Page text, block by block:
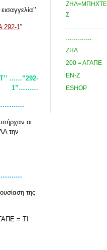
292-1”
……”292-
1”………
οι
την
της
= ΤΙ
ΖΗΛ=ΜΠΗΧΤΕ
Σ
………………
………….
ΖΗΛ
200 = ΑΓΑΠΕ
ΕΝ-Ζ
ESHOP